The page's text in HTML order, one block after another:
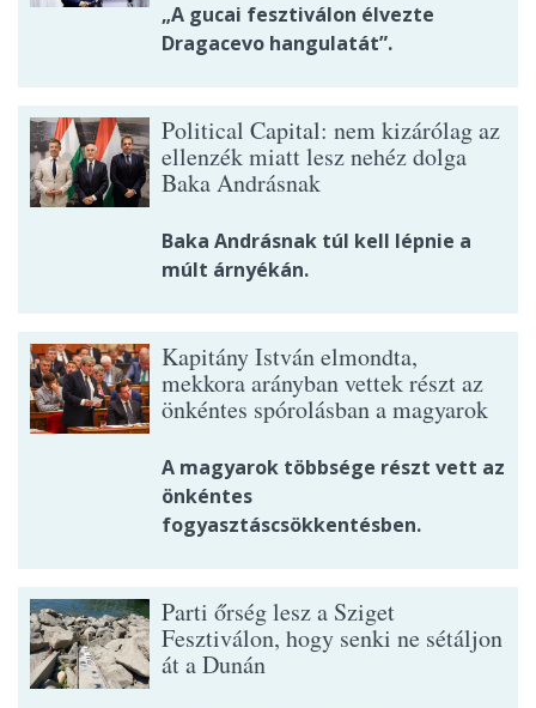
„A gucai fesztiválon élvezte
Dragacevo hangulatát”.
Political Capital: nem kizárólag az
ellenzék miatt lesz nehéz dolga
Baka Andrásnak
Baka Andrásnak túl kell lépnie a
múlt árnyékán.
Kapitány István elmondta,
mekkora arányban vettek részt az
önkéntes spórolásban a magyarok
A magyarok többsége részt vett az
önkéntes
fogyasztáscsökkentésben.
Parti őrség lesz a Sziget
Fesztiválon, hogy senki ne sétáljon
át a Dunán